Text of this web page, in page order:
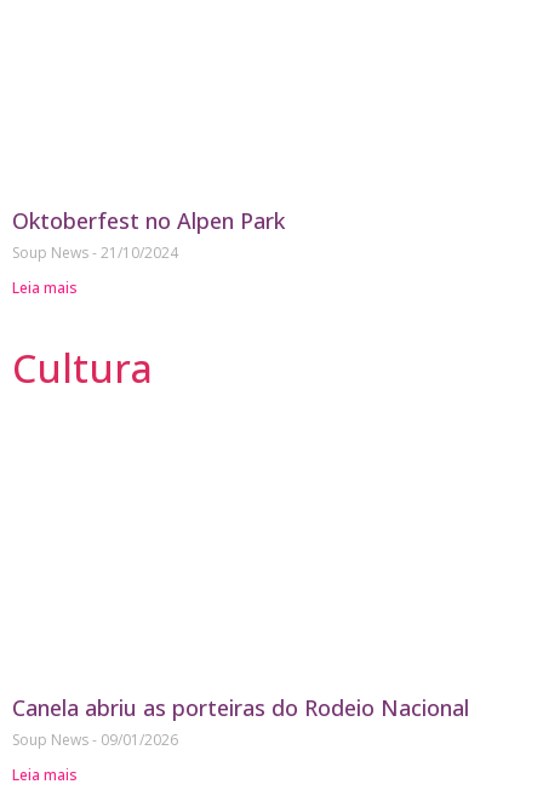
Oktoberfest no Alpen Park
Soup News 21/10/2024
Leia mais
Cultura
Canela abriu as porteiras do Rodeio Nacional
Soup News
09/01/2026
Leia mais